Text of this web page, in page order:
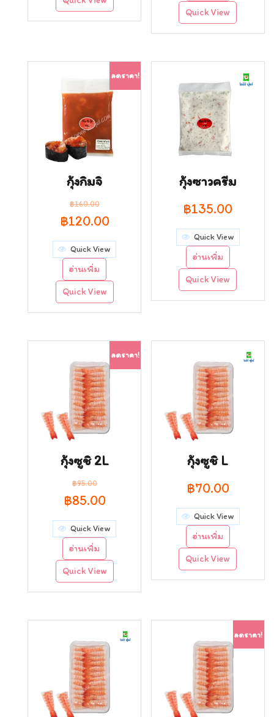
฿90.00.฿85.00.
Quick View
ลดราคา!
กุ้งกิมจิ
฿160.00
Original
price
was:
฿160.00.
฿120.00Current
price
is:
฿120.00.
Quick View
อ่านเพิ่ม
Quick View
กุ้งซาวครีม
฿135.00
Quick View
อ่านเพิ่ม
Quick View
ลดราคา!
กุ้งซูชิ 2L
฿95.00
Original
price
was:
฿95.00.
฿85.00Current
price
is:
฿85.00.
Quick View
อ่านเพิ่ม
Quick View
กุ้งซูชิ L
฿70.00
Quick View
อ่านเพิ่ม
Quick View
ลดราคา!